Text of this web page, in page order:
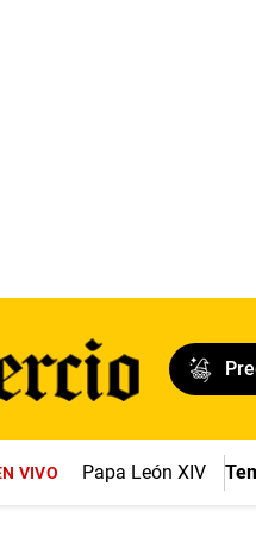
VIVO Papa León XIV